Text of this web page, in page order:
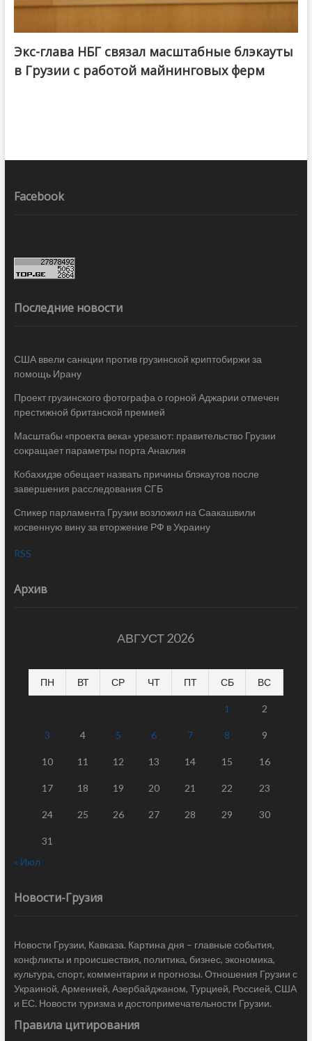
Экс-глава НБГ связал масштабные блэкауты
в Грузии с работой майнинговых ферм
Facebook
Последние новости
США ввели санкции против грузинской криптобиржи за
помощь Ирану
Проект грузинского фотографа о горной Аджарии отмечен
престижной британской премией
Масштабы «проекта века» урезают: правительство Грузии
сокращает параметры порта Анаклия
Кобахидзе обещает назвать причины блэкаутов после
завершения расследования СГБ
Спикер парламента Грузии возложил на Саакашвили
косвенную вину за вторжение РФ в Украину
RSS
Архив
АВГУСТ 2026
ПН ВТ СР ЧТ ПТ СБ ВС
1 2
3 4 5 6 7 8 9
10 11 12 13 14 15 16
17 18 19 20 21 22 23
24 25 26 27 28 29 30
31
« Июл
Новости-Грузия
Новости Грузии, Кавказа. Картина дня – главные события,
конфликты и происшествия, политика, бизнес, экономика,
культура, спорт, комментарии и прогнозы. Отношения Грузии с
Украиной, Арменией, Азербайджаном, Турцией, Россией, США
и ЕС. Новости туризма и достопримечательности Грузии.
Правила цитирования